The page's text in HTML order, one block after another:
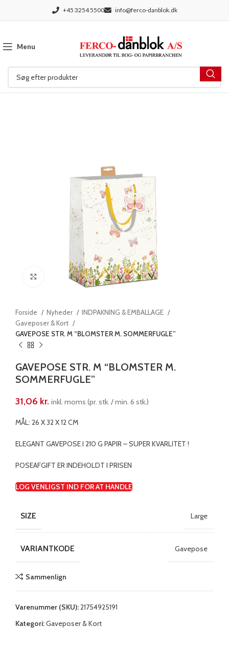
+45 3254 5500 info@ferco-danblok.dk
Menu
Klik for at forstørre
Forside Nyheder
INDPAKNING & EMBALLAGE
Gaveposer & Kort
GAVEPOSE STR. M “BLOMSTER M. SOMMERFUGLE”
GAVEPOSE STR. M “BLOMSTER M.
SOMMERFUGLE”
31,06 kr. inkl. moms (pr. stk. / min. 6 stk.)
MÅL: 26 X 32 X 12 CM
ELEGANT GAVEPOSE I 210 G PAPIR – SUPER KVARLITET !
POSEAFGIFT ER INDEHOLDT I PRISEN
LOG VENLIGST IND FOR AT HANDLE
SIZE Large
VARIANTKODE Gavepose
Sammenlign
Varenummer (SKU):21754925191
Kategori:Gaveposer & Kort